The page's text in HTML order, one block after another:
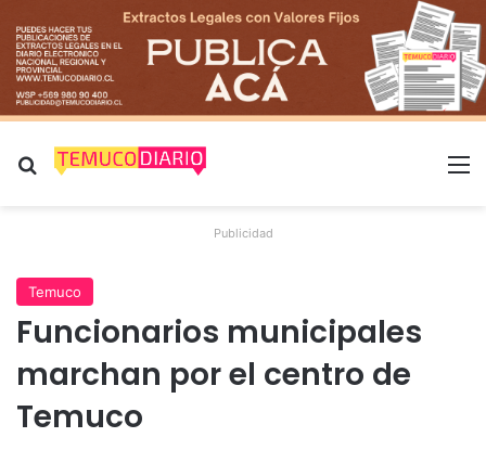
Buscar por
Publicidad
Temuco
Funcionarios municipales
marchan por el centro de
Temuco